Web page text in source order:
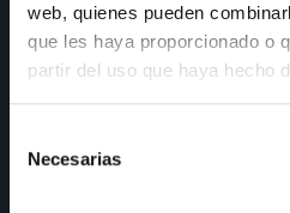
web, quienes pueden
que les haya proporcionado o
partir del uso que haya hecho
Necesarias
SHOWROOM
Timanfaya, 15, 17 y 19
28970 Humanes de Madrid
Lunes a viernes: